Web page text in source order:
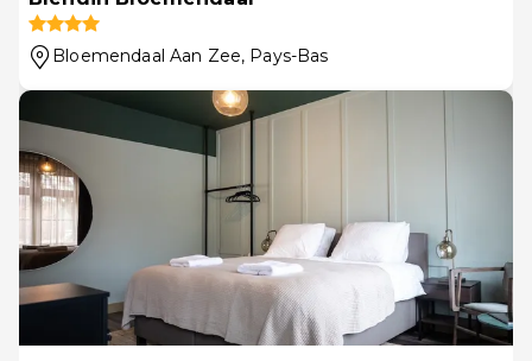
Bloemendaal Aan Zee, Pays-Bas